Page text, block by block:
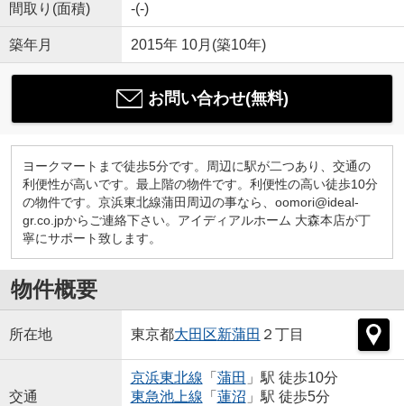
間取り(面積) -(-)
築年月 2015年 10月(築10年)
お問い合わせ(無料)
ヨークマートまで徒歩5分です。周辺に駅が二つあり、交通の
利便性が高いです。最上階の物件です。利便性の高い徒歩10分
の物件です。京浜東北線蒲田周辺の事なら、oomori@ideal-
gr.co.jpからご連絡下さい。アイディアルホーム 大森本店が丁
寧にサポート致します。
物件概要
所在地 東京都大田区新蒲田 ２丁目
交通
京浜東北線 「 蒲田 」駅 徒歩10分
東急池上線 「 蓮沼 」駅 徒歩5分